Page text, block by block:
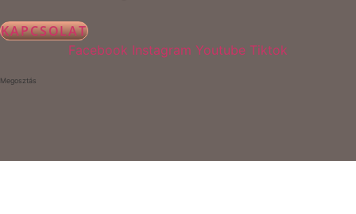
KAPCSOLAT
Facebook Instagram Youtube Tiktok
Megosztás